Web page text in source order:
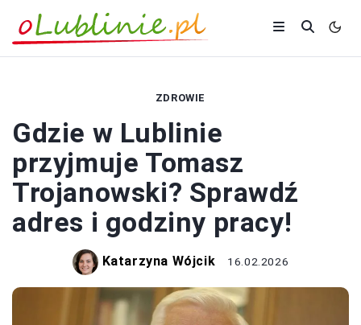
ZDROWIE
Gdzie w Lublinie
przyjmuje Tomasz
Trojanowski? Sprawdź
adres i godziny pracy!
Katarzyna Wójcik 16.02.2026